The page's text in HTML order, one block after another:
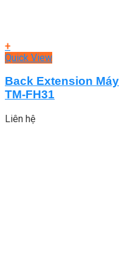
+
Quick View
Back Extension
TM-FH31
Liên hệ